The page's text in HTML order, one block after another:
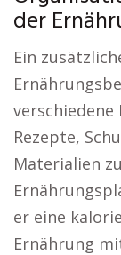
der
Ein
verschiedene
Rezepte,
Materialien
er eine
Ernährung